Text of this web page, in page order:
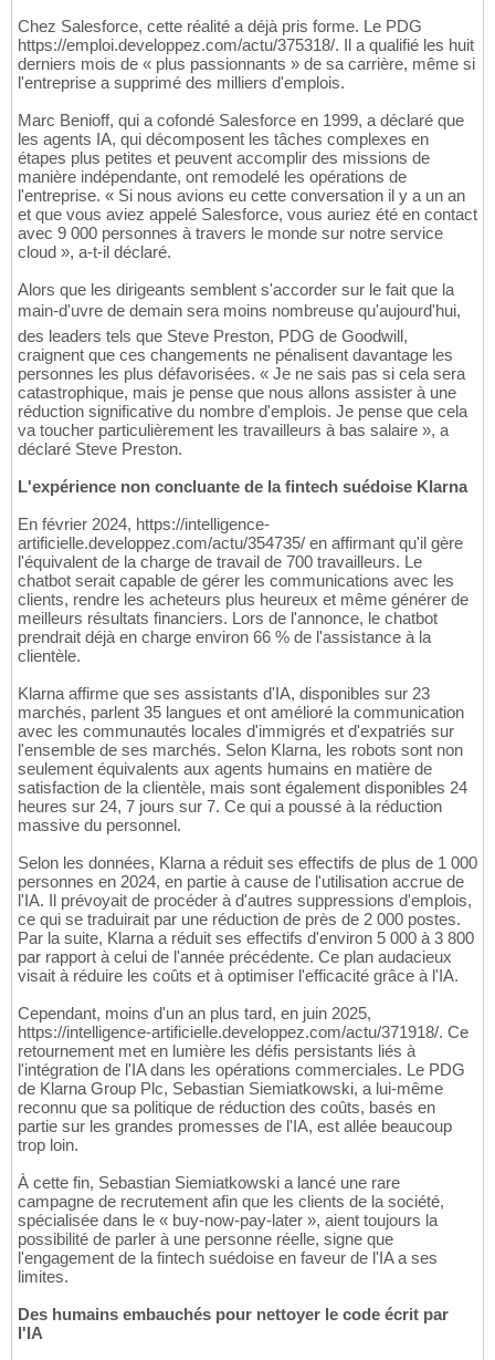
Chez Salesforce, cette réalité a déjà pris forme. Le PDG
https://emploi.developpez.com/actu/375318/. Il a qualifié les huit
derniers mois de « plus passionnants » de sa carrière, même si
l'entreprise a supprimé des milliers d'emplois.
Marc Benioff, qui a cofondé Salesforce en 1999, a déclaré que
les agents IA, qui décomposent les tâches complexes en
étapes plus petites et peuvent accomplir des missions de
manière indépendante, ont remodelé les opérations de
l'entreprise. « Si nous avions eu cette conversation il y a un an
et que vous aviez appelé Salesforce, vous auriez été en contact
avec 9 000 personnes à travers le monde sur notre service
cloud », a-t-il déclaré.
Alors que les dirigeants semblent s'accorder sur le fait que la
main-d'uvre de demain sera moins nombreuse qu'aujourd'hui,
des leaders tels que Steve Preston, PDG de Goodwill,
craignent que ces changements ne pénalisent davantage les
personnes les plus défavorisées. « Je ne sais pas si cela sera
catastrophique, mais je pense que nous allons assister à une
réduction significative du nombre d'emplois. Je pense que cela
va toucher particulièrement les travailleurs à bas salaire », a
déclaré Steve Preston.
L'expérience non concluante de la fintech suédoise Klarna
En février 2024, https://intelligence-
artificielle.developpez.com/actu/354735/ en affirmant qu'il gère
l'équivalent de la charge de travail de 700 travailleurs. Le
chatbot serait capable de gérer les communications avec les
clients, rendre les acheteurs plus heureux et même générer de
meilleurs résultats financiers. Lors de l'annonce, le chatbot
prendrait déjà en charge environ 66 % de l'assistance à la
clientèle.
Klarna affirme que ses assistants d'IA, disponibles sur 23
marchés, parlent 35 langues et ont amélioré la communication
avec les communautés locales d'immigrés et d'expatriés sur
l'ensemble de ses marchés. Selon Klarna, les robots sont non
seulement équivalents aux agents humains en matière de
satisfaction de la clientèle, mais sont également disponibles 24
heures sur 24, 7 jours sur 7. Ce qui a poussé à la réduction
massive du personnel.
Selon les données, Klarna a réduit ses effectifs de plus de 1 000
personnes en 2024, en partie à cause de l'utilisation accrue de
l'IA. Il prévoyait de procéder à d'autres suppressions d'emplois,
ce qui se traduirait par une réduction de près de 2 000 postes.
Par la suite, Klarna a réduit ses effectifs d'environ 5 000 à 3 800
par rapport à celui de l'année précédente. Ce plan audacieux
visait à réduire les coûts et à optimiser l'efficacité grâce à l'IA.
Cependant, moins d'un an plus tard, en juin 2025,
https://intelligence-artificielle.developpez.com/actu/371918/. Ce
retournement met en lumière les défis persistants liés à
l'intégration de l'IA dans les opérations commerciales. Le PDG
de Klarna Group Plc, Sebastian Siemiatkowski, a lui-même
reconnu que sa politique de réduction des coûts, basés en
partie sur les grandes promesses de l'IA, est allée beaucoup
trop loin.
À cette fin, Sebastian Siemiatkowski a lancé une rare
campagne de recrutement afin que les clients de la société,
spécialisée dans le « buy-now-pay-later », aient toujours la
possibilité de parler à une personne réelle, signe que
l'engagement de la fintech suédoise en faveur de l'IA a ses
limites.
Des humains embauchés pour nettoyer le code écrit par
l'IA